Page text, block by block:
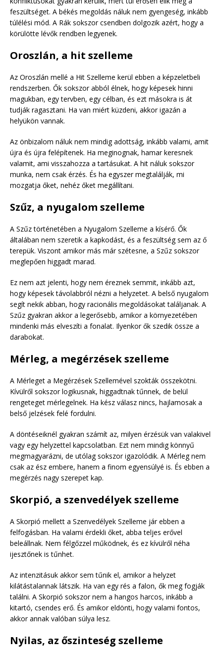
feszültséget. A békés megoldás náluk nem gyengeség, inkább
túlélési mód. A Rák sokszor csendben dolgozik azért, hogy a
körülötte lévők rendben legyenek.
Oroszlán, a hit szelleme
Az Oroszlán mellé a Hit Szelleme kerül ebben a képzeletbeli
rendszerben. Ők sokszor abból élnek, hogy képesek hinni
magukban, egy tervben, egy célban, és ezt másokra is át
tudják ragasztani. Ha van miért küzdeni, akkor igazán a
helyükön vannak.
Az önbizalom náluk nem mindig adottság, inkább valami, amit
újra és újra felépítenek. Ha meginognak, hamar keresnek
valamit, ami visszahozza a tartásukat. A hit náluk sokszor
munka, nem csak érzés. És ha egyszer megtalálják, mi
mozgatja őket, nehéz őket megállítani.
Szűz, a nyugalom szelleme
A Szűz történetében a Nyugalom Szelleme a kísérő. Ők
általában nem szeretik a kapkodást, és a feszültség sem az ő
terepük. Viszont amikor más már szétesne, a Szűz sokszor
meglepően higgadt marad.
Ez nem azt jelenti, hogy nem éreznek semmit, inkább azt,
hogy képesek távolabbról nézni a helyzetet. A belső nyugalom
segít nekik abban, hogy racionális megoldásokat találjanak. A
Szűz gyakran akkor a legerősebb, amikor a környezetében
mindenki más elveszíti a fonalat. Ilyenkor ők szedik össze a
darabokat.
Mérleg, a megérzések szelleme
A Mérleget a Megérzések Szellemével szokták összekötni.
Kívülről sokszor logikusnak, higgadtnak tűnnek, de belül
rengeteget mérlegelnek. Ha kész válasz nincs, hajlamosak a
belső jelzések felé fordulni.
A döntéseiknél gyakran számít az, milyen érzésük van valakivel
vagy egy helyzettel kapcsolatban. Ezt nem mindig könnyű
megmagyarázni, de utólag sokszor igazolódik. A Mérleg nem
csak az ész embere, hanem a finom egyensúlyé is. És ebben a
megérzés nagy szerepet kap.
Skorpió, a szenvedélyek szelleme
A Skorpió mellett a Szenvedélyek Szelleme jár ebben a
felfogásban. Ha valami érdekli őket, abba teljes erővel
beleállnak. Nem félgőzzel működnek, és ez kívülről néha
ijesztőnek is tűnhet.
Az intenzitásuk akkor sem tűnik el, amikor a helyzet
kilátástalannak látszik. Ha van egy rés a falon, ők meg fogják
találni. A Skorpió sokszor nem a hangos harcos, inkább a
kitartó, csendes erő. És amikor eldönti, hogy valami fontos,
akkor annak valóban súlya lesz.
Nyilas, az őszinteség szelleme